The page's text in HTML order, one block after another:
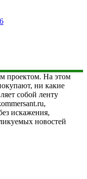
проектом. На этом
ни какие
собой ленту
искажения,
новостей